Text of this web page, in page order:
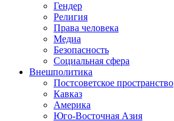
Гендер
Религия
Права человека
Медиа
Безопасность
Социальная сфера
Внешполитика
Постсоветское пространство
Кавказ
Америка
Юго-Восточная Азия